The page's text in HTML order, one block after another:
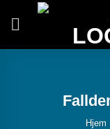
Hjem